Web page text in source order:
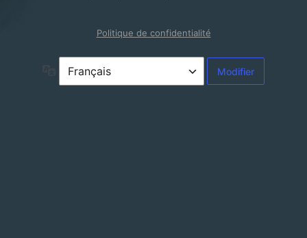
Politique de confidentialité
Langue